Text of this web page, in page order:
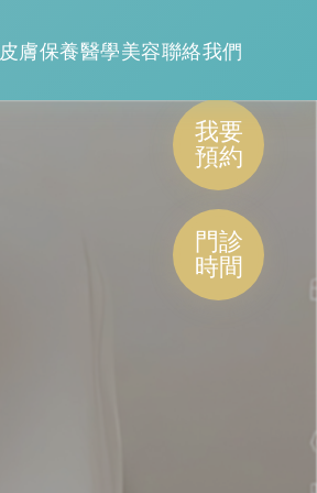
我要
預約
門診
時間
皮膚保養醫學美容聯絡我們